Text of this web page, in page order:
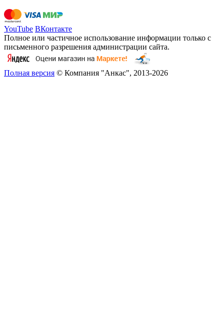
YouTube ВКонтакте
Полное или частичное использование информации только с
письменного разрешения администрации сайта.
Полная версия © Компания "Анкас", 2013-2026